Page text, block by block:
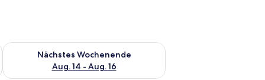
Aug. 7 - Aug. 9.
Nächstes Wochenende
Aug. 14 - Aug. 16
Überprüfe die Verfügbarkeit für nächstes Wochenende, Aug.